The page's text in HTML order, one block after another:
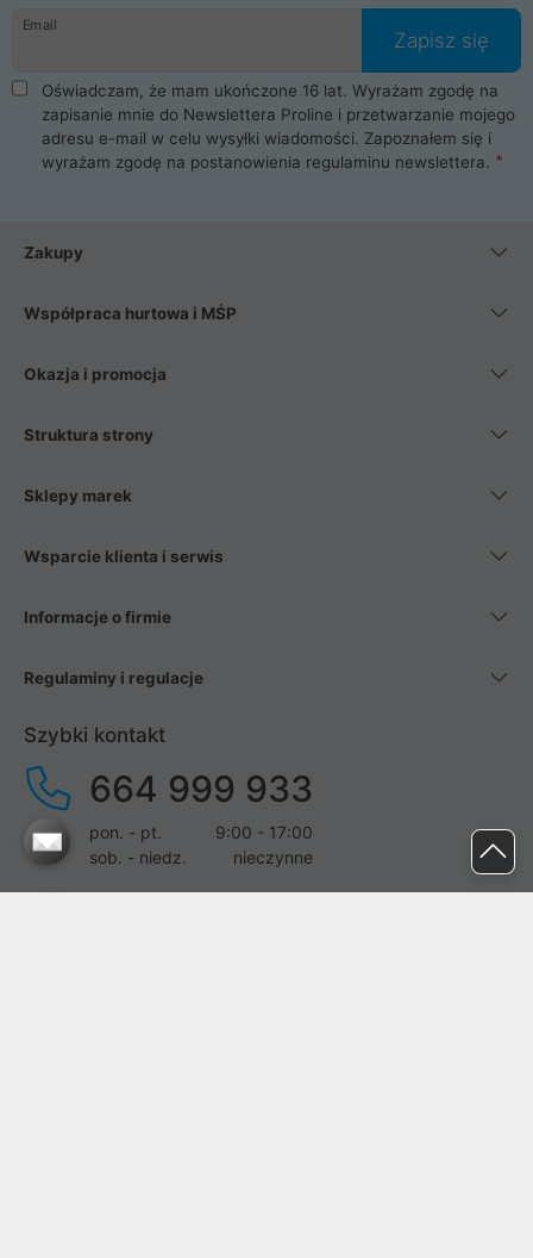
Email
Zapisz się
Oświadczam, że mam ukończone 16 lat. Wyrażam zgodę na
zapisanie mnie do Newslettera Proline i przetwarzanie mojego
adresu e-mail w celu wysyłki wiadomości. Zapoznałem się i
wyrażam zgodę na postanowienia regulaminu newslettera.
Zakupy
Współpraca hurtowa i MŚP
Okazja i promocja
Struktura strony
Sklepy marek
Wsparcie klienta i serwis
Informacje o firmie
Regulaminy i regulacje
Szybki kontakt
664 999 933
pon. - pt.
9:00 - 17:00
sob. - niedz.
nieczynne